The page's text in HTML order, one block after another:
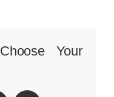
Accidente Your